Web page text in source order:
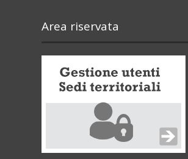
Area riservata